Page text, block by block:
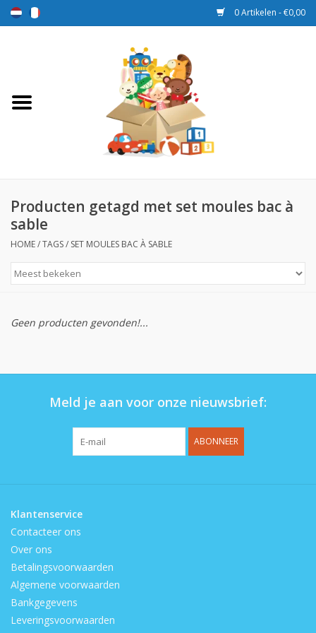
0 Artikelen - €0,00
Speelgoed
Beloningsdozen
Nieuw
Producten getagd met set moules bac à
sable
HOME/TAGS/ SET MOULES BAC À SABLE
Geen producten gevonden!...
Meld je aan voor onze nieuwsbrief:
ABONNEER
Klantenservice
Contacteer ons
Over ons
Betalingsvoorwaarden
Algemene voorwaarden
Bankgegevens
Leveringsvoorwaarden